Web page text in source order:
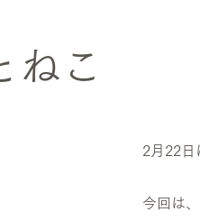
ねこ
2月22日
今回は